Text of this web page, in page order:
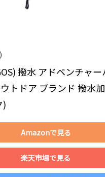
撥水 アドベンチャ
トドア ブランド 撥水
)
Amazonで見る
楽天市場で見る